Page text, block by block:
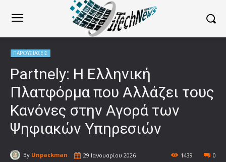
ΠΑΡΟΥΣΙΑΣΕΙΣ
Partnely: Η Ελληνική
Πλατφόρμα που Αλλάζει τους
Κανόνες στην Αγορά των
Ψηφιακών Υπηρεσιών
By Unpackman 29 Ιανουαρίου 2026 0
1439